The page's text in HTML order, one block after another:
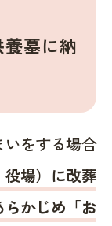
墓に納
をする場合
場）に改葬
かじめ「お